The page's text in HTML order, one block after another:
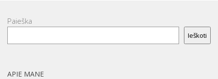
Paieška
Ieškoti
APIE MANE